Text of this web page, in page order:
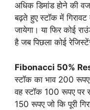
अधिक डिमांड होने की
बढ़ते हुए स्टॉक में
जायेगा। या फिर कोई
है जब पिछला कोई
Fibonacci 50%
स्टॉक का भाव 200
वह स्टॉक 100 रूपए पर
150 रूपए जो कि पूरी